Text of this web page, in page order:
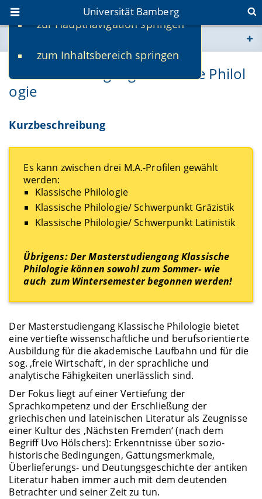
zur Hauptnavigation springen
zum Inhaltsbereich springen
Universität Bamberg
www.uni-bamberg.de
fis.uni-bamberg.de
Masterstudiengang Klassische Philol
ogie
Kurzbeschreibung
Es kann zwischen drei M.A.-Profilen gewählt
werden:
Klassische Philologie
Klassische Philologie/ Schwerpunkt Gräzistik
Klassische Philologie/ Schwerpunkt Latinistik
Übrigens: Der Masterstudiengang Klassische
Philologie können sowohl zum Sommer- wie
auch zum Wintersemester begonnen werden!
Der Masterstudiengang Klassische Philologie bietet
eine vertiefte wissenschaftliche und berufsorientierte
Ausbildung für die akademische Laufbahn und für die
sog. ‚freie Wirtschaft‘, in der sprachliche und
analytische Fähigkeiten unerlässlich sind.
Der Fokus liegt auf einer Vertiefung der
Sprachkompetenz und der Erschließung der
griechischen und lateinischen Literatur als Zeugnisse
einer Kultur des ‚Nächsten Fremden‘ (nach dem
Begriff Uvo Hölschers): Erkenntnisse über sozio-
historische Bedingungen, Gattungsmerkmale,
Überlieferungs- und Deutungsgeschichte der antiken
Literatur haben immer auch mit dem deutenden
Betrachter und seiner Zeit zu tun.